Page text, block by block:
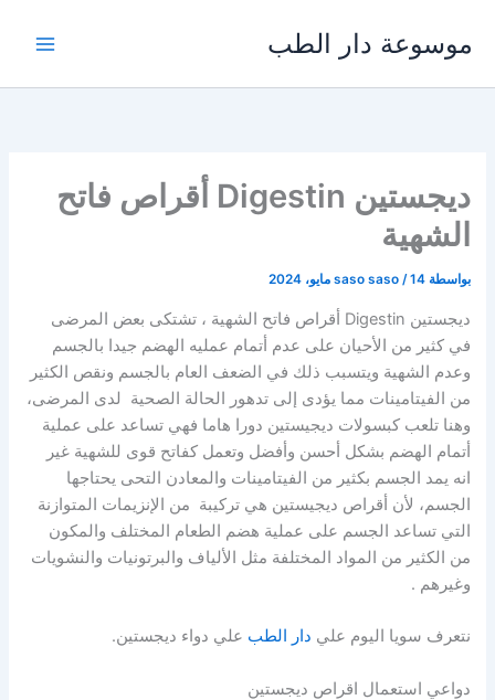
المحتوى
موسوعة دار الطب
ديجستين Digestin أقراص فاتح
الشهية
بواسطة saso saso /14 مايو، 2024
ديجستين Digestin أقراص فاتح الشهية ، تشتكى بعض المرضى
في كثير من الأحيان على عدم أتمام عمليه الهضم جيدا بالجسم
وعدم الشهية ويتسبب ذلك في الضعف العام بالجسم ونقص الكثير
من الفيتامينات مما يؤدى إلى تدهور الحالة الصحية لدى المرضى،
وهنا تلعب كبسولات ديجيستين دورا هاما فهي تساعد على عملية
أتمام الهضم بشكل أحسن وأفضل وتعمل كفاتح قوى للشهية غير
انه يمد الجسم بكثير من الفيتامينات والمعادن التحى يحتاجها
الجسم، لأن أقراص ديجيستين هي تركيبة من الإنزيمات المتوازنة
التي تساعد الجسم على عملية هضم الطعام المختلف والمكون
من الكثير من المواد المختلفة مثل الألياف والبرتونيات والنشويات
وغيرهم .
نتعرف سويا اليوم علي دار الطب علي دواء ديجستين.
دواعي استعمال اقراص ديجستين